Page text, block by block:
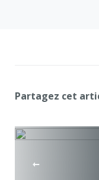
Partagez cet